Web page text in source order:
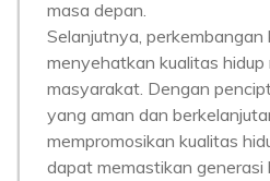
masa depan.
Selanjutnya, perkembangan
menyehatkan kualitas
masyarakat. Dengan
yang aman dan
mempromosikan kualitas
dapat memastikan generasi